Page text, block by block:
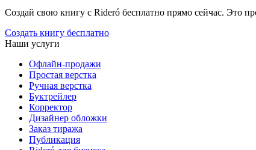
Создай свою книгу с Rideró бесплатно прямо сейчас. Это
Создать книгу бесплатно
Наши услуги
Офлайн-продажи
Простая верстка
Ручная верстка
Буктрейлер
Корректор
Дизайнер обложки
Заказ тиража
Публикация